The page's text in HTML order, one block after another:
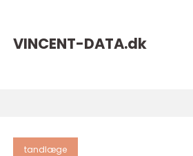
VINCENT-DATA.dk
tandlæge